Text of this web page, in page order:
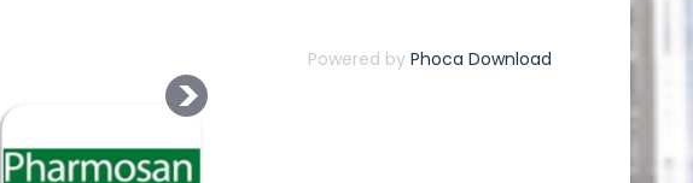
Powered by Phoca Download